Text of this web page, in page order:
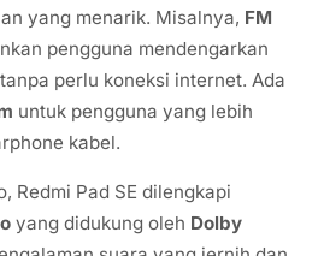
yang menarik. Misalnya, FM
pengguna mendengarkan
perlu koneksi internet. Ada
untuk pengguna yang lebih
kabel.
Redmi Pad SE dilengkapi
yang didukung oleh Dolby